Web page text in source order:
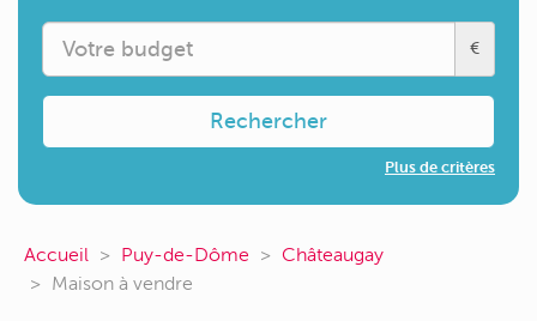
€
Rechercher
Plus de critères
Accueil Puy-de-Dôme
Châteaugay
Maison à vendre